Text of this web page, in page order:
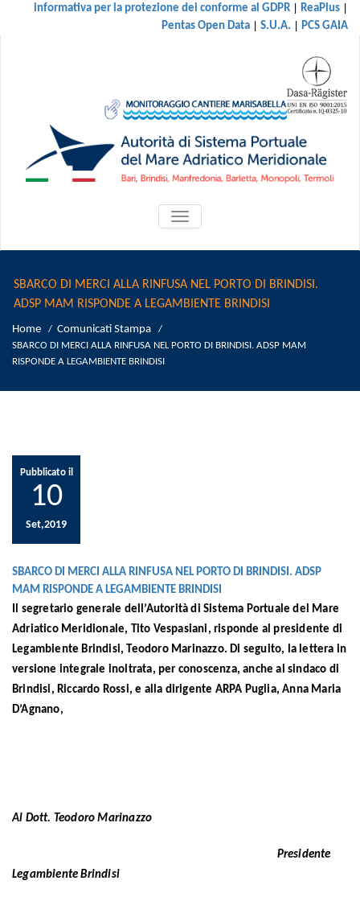
informativa per la protezione dei conforme al GDPR | ReaPlus |
Pentas Open Data | S.U.A. | PCS GAIA
ATTIVA/DISATTIVA
MENU
SBARCO DI MERCI ALLA RINFUSA NEL PORTO DI BRINDISI.
ADSP MAM RISPONDE A LEGAMBIENTE BRINDISI
Home / Comunicati Stampa /
SBARCO DI MERCI ALLA RINFUSA NEL PORTO DI BRINDISI. ADSP MAM
RISPONDE A LEGAMBIENTE BRINDISI
Pubblicato il
10
Set,2019
SBARCO DI MERCI ALLA RINFUSA NEL PORTO DI BRINDISI. ADSP
MAM RISPONDE A LEGAMBIENTE BRINDISI
Il segretario generale dell’Autorità di Sistema Portuale del Mare
Adriatico Meridionale, Tito Vespasiani, risponde al presidente di
Legambiente Brindisi, Teodoro Marinazzo. Di seguito, la lettera in
versione integrale inoltrata, per conoscenza, anche al sindaco di
Brindisi, Riccardo Rossi, e alla dirigente ARPA Puglia, Anna Maria
D’Agnano,
Al Dott. Teodoro Marinazzo
Presidente
Legambiente Brindisi